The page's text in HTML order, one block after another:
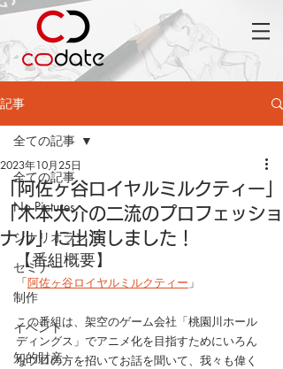
記事
全ての記事
No Pictures
シナリオランド
セミナー
制作
イベント
知的財産
全ての記事
「阿佐ヶ谷ロイヤルミルクティー」
「木本大介の二流のプロフェッショ
ナル」に出演しました！
2023年10月25日
【番組概要】
「阿佐ヶ谷ロイヤルミルクティー 」
この番組は、架空のゲーム会社「桃園川ホール
ディングス」でアニメ化を目指すためにいろん
なプロの方を招いてお話を聞いて、我々も偉く